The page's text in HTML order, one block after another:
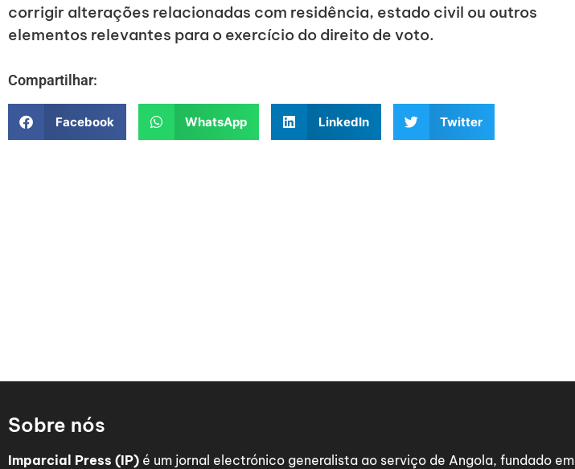
corrigir alterações relacionadas com residência, estado civil ou outros
elementos relevantes para o exercício do direito de voto.
Compartilhar:
Facebook WhatsApp LinkedIn Twitter
Sobre nós
Imparcial Press (IP) é um jornal electrónico generalista ao serviço de Angola, fundado em